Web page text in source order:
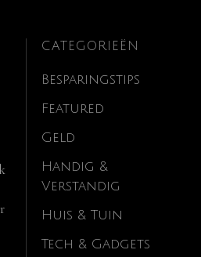
CATEGORIEËN
Besparingstips
Featured
Geld
Handig &
Verstandig
Huis & Tuin
Tech & Gadgets